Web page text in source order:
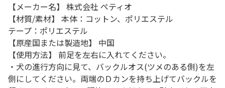
【メーカー名】 株式会社 ペティオ
【材質/素材】 本体：コットン、ポリエステル
テープ：ポリエステル
【原産国または製造地】 中国
【使用方法】 前足を左右に入れてください。
・犬の進行方向に見て、バックルオス(ツメのある側)を左
側にしてください。両端のＤカンを持ち上げてバックルを